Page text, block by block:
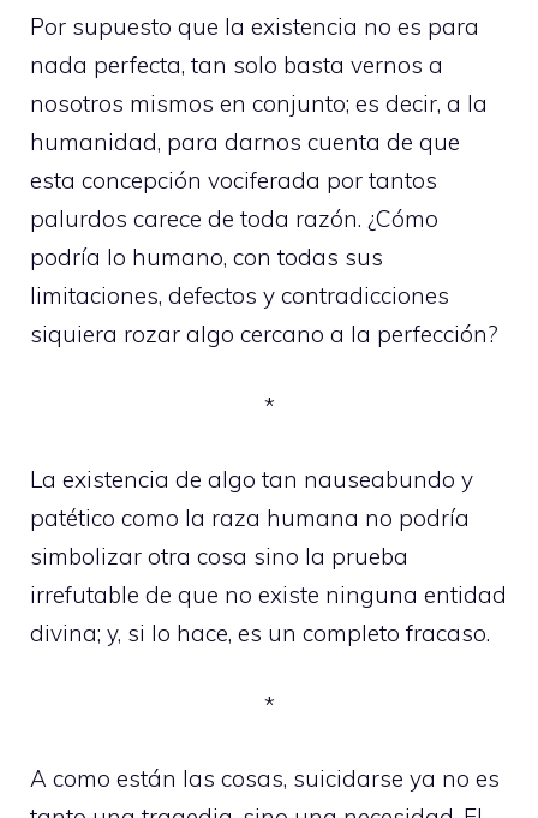
Por supuesto que la existencia no es para
nada perfecta, tan solo basta vernos a
nosotros mismos en conjunto; es decir, a la
humanidad, para darnos cuenta de que
esta concepción vociferada por tantos
palurdos carece de toda razón. ¿Cómo
podría lo humano, con todas sus
limitaciones, defectos y contradicciones
siquiera rozar algo cercano a la perfección?
*
La existencia de algo tan nauseabundo y
patético como la raza humana no podría
simbolizar otra cosa sino la prueba
irrefutable de que no existe ninguna entidad
divina; y, si lo hace, es un completo fracaso.
*
A como están las cosas, suicidarse ya no es